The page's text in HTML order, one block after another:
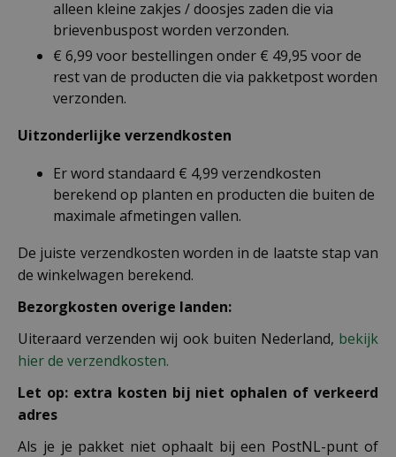
alleen kleine zakjes / doosjes zaden die via
brievenbuspost worden verzonden.
€ 6,99 voor bestellingen onder € 49,95 voor de
rest van de producten die via pakketpost worden
verzonden.
Uitzonderlijke verzendkosten
Er word standaard € 4,99 verzendkosten
berekend op planten en producten die buiten de
maximale afmetingen vallen.
De juiste verzendkosten worden in de laatste stap van
de winkelwagen berekend.
Bezorgkosten overige landen:
Uiteraard verzenden wij ook buiten Nederland, bekijk
hier de verzendkosten.
Let op: extra kosten bij niet ophalen of verkeerd
adres
Als je je pakket niet ophaalt bij een PostNL-punt of